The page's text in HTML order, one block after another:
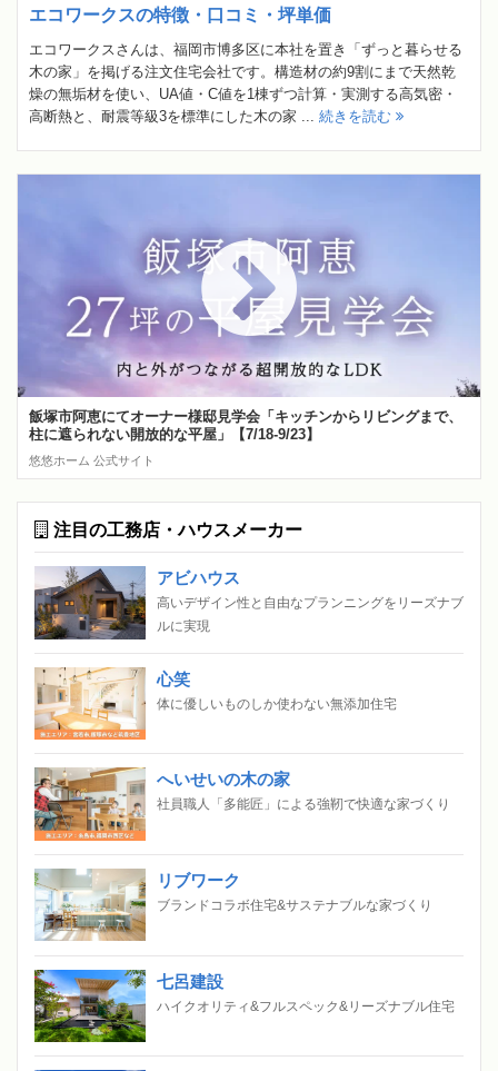
エコワークスの特徴・口コミ・坪単価
エコワークスさんは、福岡市博多区に本社を置き「ずっと暮らせる
木の家」を掲げる注文住宅会社です。構造材の約9割にまで天然乾
燥の無垢材を使い、UA値・C値を1棟ずつ計算・実測する高気密・
高断熱と、耐震等級3を標準にした木の家 ... 続きを読む
飯塚市阿恵にてオーナー様邸見学会「キッチンからリビングまで、
柱に遮られない開放的な平屋」【7/18-9/23】
悠悠ホーム 公式サイト
注目の工務店・ハウスメーカー
アビハウス
高いデザイン性と自由なプランニングをリーズナブ
ルに実現
心笑
体に優しいものしか使わない無添加住宅
へいせいの木の家
社員職人「多能匠」による強靭で快適な家づくり
リブワーク
ブランドコラボ住宅&サステナブルな家づくり
七呂建設
ハイクオリティ&フルスペック&リーズナブル住宅